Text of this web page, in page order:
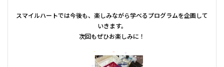
スマイルハートでは今後も、楽しみながら学べるプログラムを企画して
いきます。
次回もぜひお楽しみに！